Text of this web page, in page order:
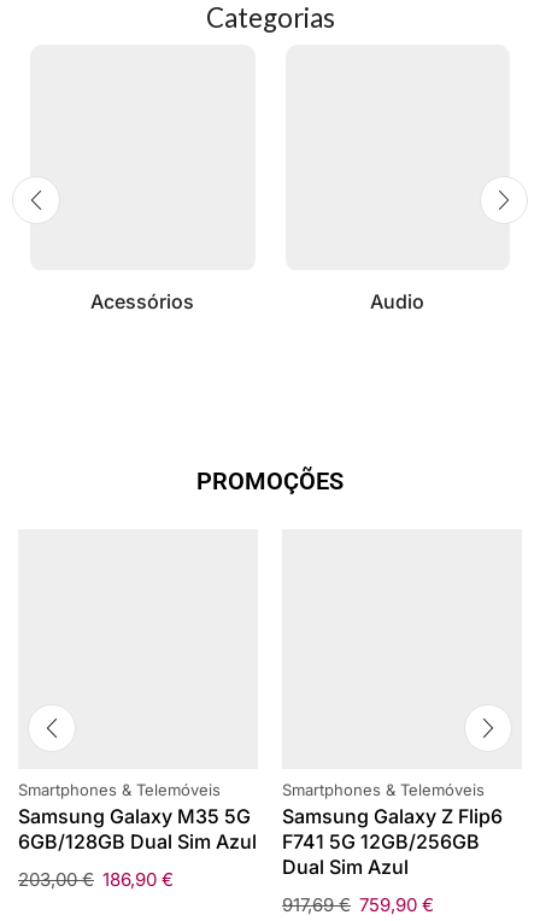
Categorias
Acessórios Audio
PROMOÇÕES
Smartphones & Telemóveis
Samsung Galaxy M35 5G
6GB/128GB Dual Sim Azul
203,00€ 186,90 €
Smartphones & Telemóveis
Samsung Galaxy Z Flip6
F741 5G 12GB/256GB
Dual Sim Azul
917,69€ 759,90 €